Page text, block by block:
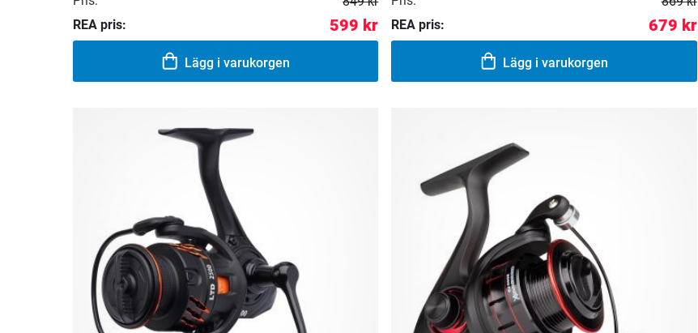
REA pris:
599 kr
Lägg i varukorgen
REA pris:
679 kr
Lägg i varukorgen